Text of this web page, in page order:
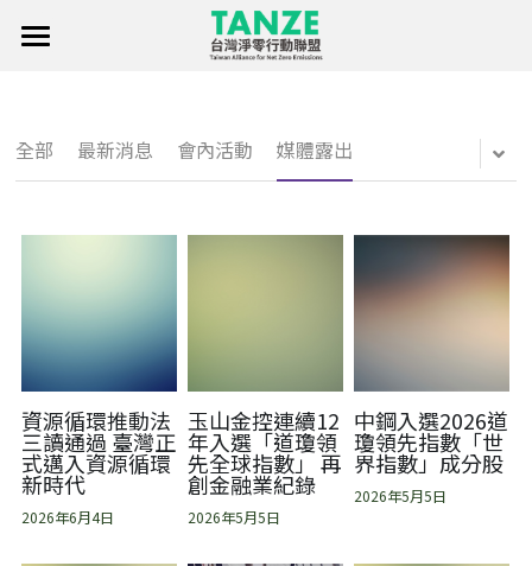
關於聯盟
淨零行動聯盟創始暨發起成員
標章申請
聯絡我們
淨零傳單
Facebook
繁體中文
全部 最新消息 會內活動 媒體露出
資源循環推動法
三讀通過 臺灣正
式邁入資源循環
新時代
2026年6月4日
玉山金控連續12
年入選「道瓊領
先全球指數」 再
創金融業紀錄
2026年5月5日
中鋼入選2026道
瓊領先指數「世
界指數」成分股
2026年5月5日
部落格分類
淨零知識庫